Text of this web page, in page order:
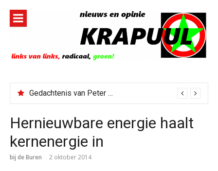
inhoud
Gedachtenis van Peter Faber
Hernieuwbare energie haalt
kernenergie in
bij de Buren 2 oktober 2014